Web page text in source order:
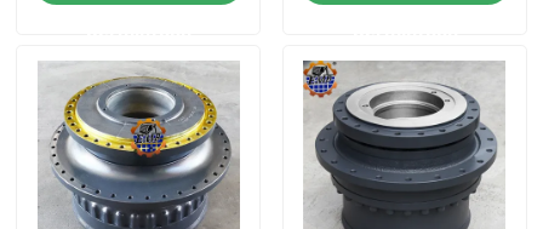
Permintaan Penawaran
Motor penggerak akhir ekskavator
motor ayun ekskavator